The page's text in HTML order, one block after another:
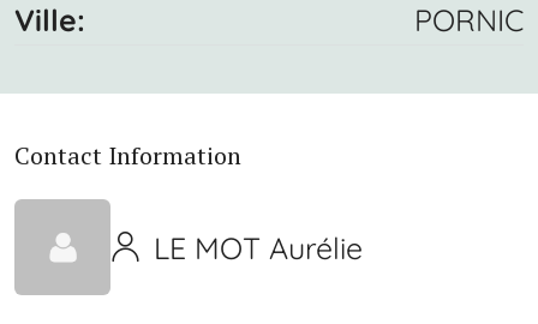
Ville: PORNIC
Contact Information
LE MOT Aurélie